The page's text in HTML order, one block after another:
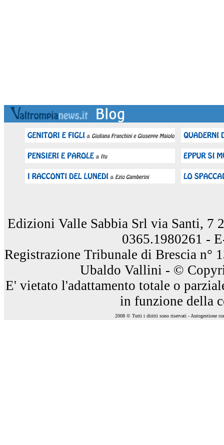
Edizioni Valle Sabbia Srl via Santi, 7
0365.1980261 -
Registrazione Tribunale di Brescia n°
Ubaldo Vallini - ©
E' vietato l'adattamento totale o
in funzione della
2008 © Tutti i diritti sono riservati - Autogestione